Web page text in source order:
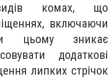
комах, що
включаючи
цьому зникає
додаткові
липких стрічок